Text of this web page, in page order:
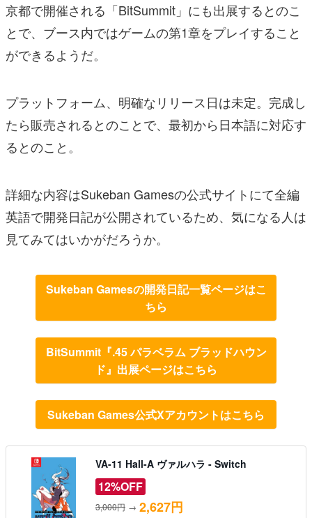
京都で開催される「BitSummit」にも出展するとのこ
とで、ブース内ではゲームの第1章をプレイすること
ができるようだ。
プラットフォーム、明確なリリース日は未定。完成し
たら販売されるとのことで、最初から日本語に対応す
るとのこと。
詳細な内容はSukeban Gamesの公式サイトにて全編
英語で開発日記が公開されているため、気になる人は
見てみてはいかがだろうか。
Sukeban Gamesの開発日記一覧ページはこ
ちら
BitSummit『.45 パラベラム ブラッドハウン
ド』出展ページはこちら
Sukeban Games公式Xアカウントはこちら
VA-11 Hall-A ヴァルハラ - Switch
12%OFF
3,000円 → 2,627円